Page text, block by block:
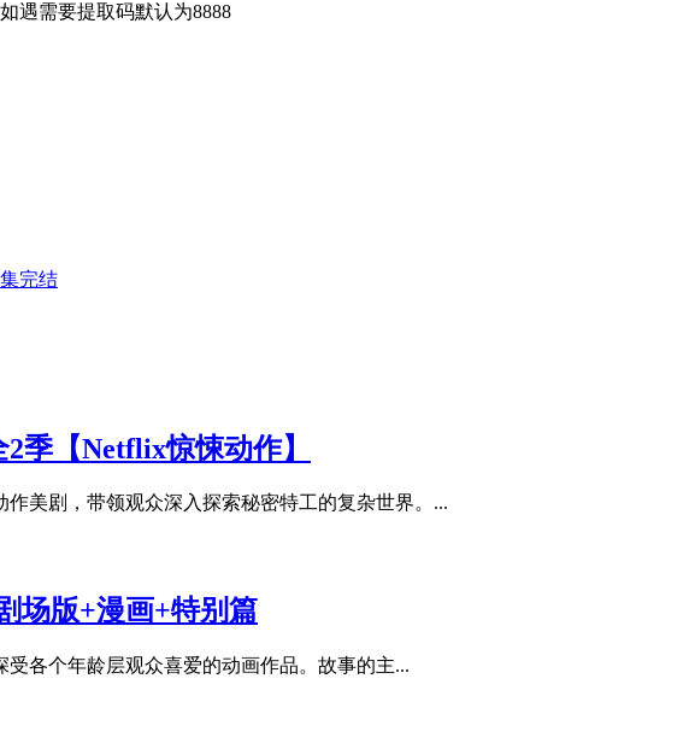
遇需要提取码默认为8888
完结
季【Netflix惊悚动作】
作美剧，带领观众深入探索秘密特工的复杂世界。...
场版+漫画+特别篇
受各个年龄层观众喜爱的动画作品。故事的主...